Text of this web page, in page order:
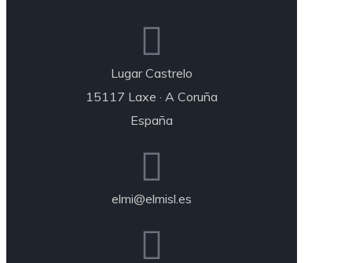
Lugar Castrelo
15117 Laxe · A Coruña
España
elmi@elmisl.es